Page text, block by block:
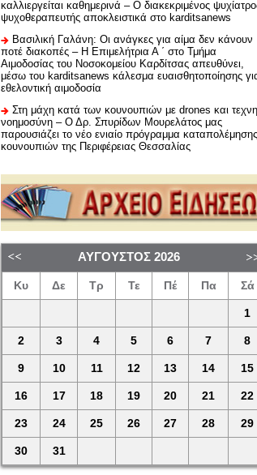
καλλιεργείται καθημερινά – Ο διακεκριμένος
ψυχοθεραπευτής αποκλειστικά στο karditsanews
Βασιλική Γαλάνη: Οι ανάγκες για αίμα δεν κάνουν
ποτέ διακοπές – Η Επιμελήτρια Α ΄ στο Τμήμα
Αιμοδοσίας του Νοσοκομείου Καρδίτσας απευθύνει,
μέσω του karditsanews κάλεσμα ευαισθητοποίησης
εθελοντική αιμοδοσία
Στη μάχη κατά των κουνουπιών με drones και
νοημοσύνη – Ο Δρ. Σπυρίδων Μουρελάτος μας
παρουσιάζει το νέο ενιαίο πρόγραμμα καταπολέμησης
κουνουπιών της Περιφέρειας Θεσσαλίας
ΑΎΓΟΥΣΤΟΣ 2026
Κυ Δε Τρ Τε Πέ Πα Σά
1
2 3 4 5 6 7 8
9 10 11 12 13 14 15
16 17 18 19 20 21 22
23 24 25 26 27 28 29
30 31